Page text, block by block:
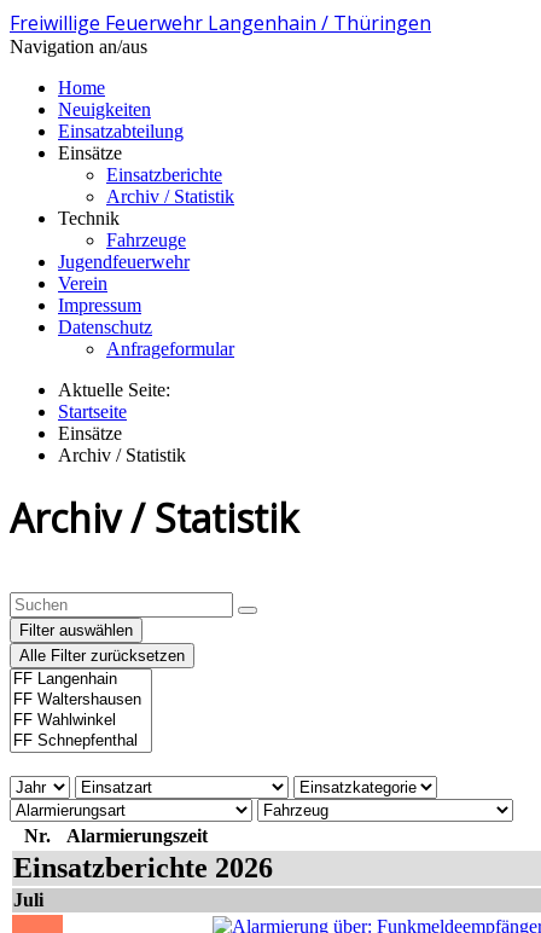
Freiwillige Feuerwehr Langenhain / Thüringen
Navigation an/aus
Home
Neuigkeiten
Einsatzabteilung
Einsätze
Einsatzberichte
Archiv / Statistik
Technik
Fahrzeuge
Jugendfeuerwehr
Verein
Impressum
Datenschutz
Anfrageformular
Aktuelle Seite:
Startseite
Einsätze
Archiv / Statistik
Archiv / Statistik
Filter auswählen
Alle Filter zurücksetzen
Nr. Alarmierungszeit
Einsatzberichte 2026
Juli